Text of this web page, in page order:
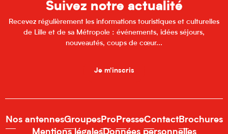
Suivez notre actualité
Recevez régulièrement les informations touristiques et culturelles
de Lille et de sa Métropole : événements, idées séjours,
nouveautés, coups de cœur...
Je m'inscris
Nos antennesGroupesPro PresseContactBrochures